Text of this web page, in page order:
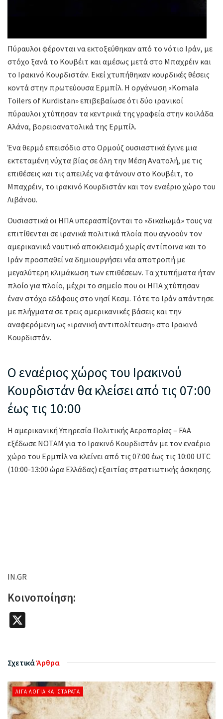
Πύραυλοι φέρονται να εκτοξεύθηκαν από το νότιο Ιράν, με
στόχο ξανά το Κουβέιτ και αμέσως μετά στο Μπαχρέιν και
το Ιρακινό Κουρδιστάν. Εκεί χτυπήθηκαν κουρδικές θέσεις
κοντά στην πρωτεύουσα Ερμπίλ. Η οργάνωση «Komala
Toilers of Kurdistan» επιβεβαίωσε ότι δύο ιρανικοί
πύραυλοι χτύπησαν τα κεντρικά της γραφεία στην κοιλάδα
Αλάνα, βορειοανατολικά της Ερμπίλ.
Ένα θερμό επεισόδιο στο Ορμούζ ουσιαστικά έγινε μια
εκτεταμένη νύχτα βίας σε όλη την Μέση Ανατολή, με τις
επιθέσεις και τις απειλές να φτάνουν στο Κουβέιτ, το
Μπαχρέιν, το ιρακινό Κουρδιστάν και τον εναέριο χώρο του
Λιβάνου.
Ουσιαστικά οι ΗΠΑ υπερασπίζονται το «δικαίωμά» τους να
επιτίθενται σε ιρανικά πολιτικά πλοία που αγνοούν τον
αμερικανικό ναυτικό αποκλεισμό χωρίς αντίποινα και το
Ιράν προσπαθεί να δημιουργήσει νέα αποτροπή με
μεγαλύτερη κλιμάκωση των επιθέσεων. Τα χτυπήματα ήταν
πλοίο για πλοίο, μέχρι το σημείο που οι ΗΠΑ χτύπησαν
έναν στόχο εδάφους στο νησί Κεσμ. Τότε το Ιράν απάντησε
με πλήγματα σε τρεις αμερικανικές βάσεις και την
αναφερόμενη ως «ιρανική αντιπολίτευση» στο Ιρακινό
Κουρδιστάν.
O εναέριος χώρος του Ιρακινού
Κουρδιστάν θα κλείσει από τις 07:00
έως τις 10:00
Η αμερικανική Υπηρεσία Πολιτικής Αεροπορίας – FAA
εξέδωσε ΝΟΤΑΜ για το Ιρακινό Κουρδιστάν με τον εναέριο
χώρο του Ερμπίλ να κλείνει από τις 07:00 έως τις 10:00 UTC
(10:00-13:00 ώρα Ελλάδας) εξαιτίας στρατιωτικής άσκησης.
IN.GR
Κοινοποίηση:
ΣχετικάΆρθρα
ΛΊΓΑ ΛΌΓΙΑ ΚΑΙ ΣΤΑΡΆΤΑ